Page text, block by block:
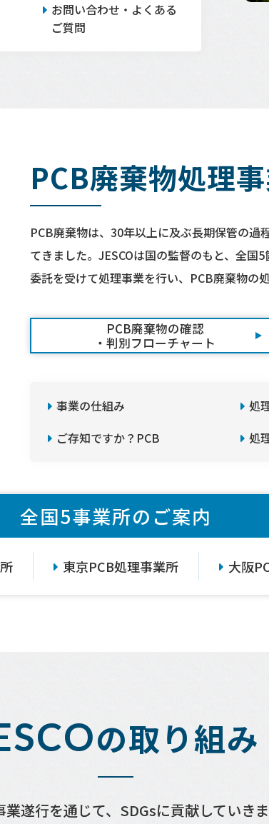
お問い合わせ・よくある
ご質問
PCB廃棄物処理
PCB廃棄物は、30年以上に及ぶ長期保管の
てきました。JESCOは国の監督のもと、全国
委託を受けて処理事業を行い、PCB廃棄物の
PCB廃棄物の確認
・判別フローチャート
事業の仕組み 処
ご存知ですか？PCB
処
全国5事業所のご案内
東京PCB処理事業所 大阪
の取り組み
遂行を通じて、SDGsに貢献していきま